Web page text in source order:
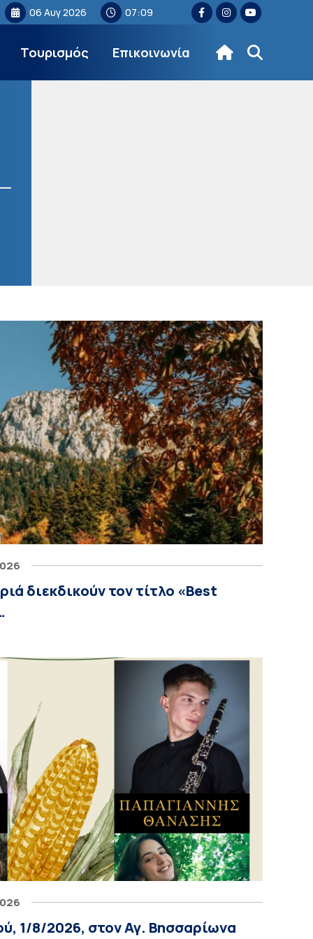
06 Αυγ 2026 07:09
Τουρισμός Επικοινωνία
διεκδικούν τον τίτλο «Best
1/8/2026, στον Αγ. Βησσαρίωνα